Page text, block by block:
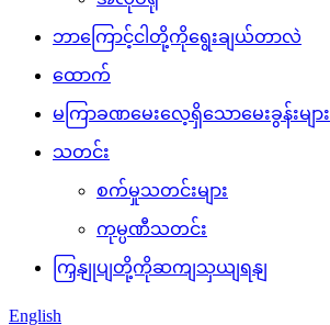
ဘာကြောင့်ငါတို့ကိုရွေးချယ်တာလဲ
ထောက်
မကြာခဏမေးလေ့ရှိသောမေးခွန်းများ
သတင်း
စက်မှုသတင်းများ
ကုမ္ပဏီသတင်း
ကြှနျုပျတို့ကိုဆကျသှယျရနျ
English